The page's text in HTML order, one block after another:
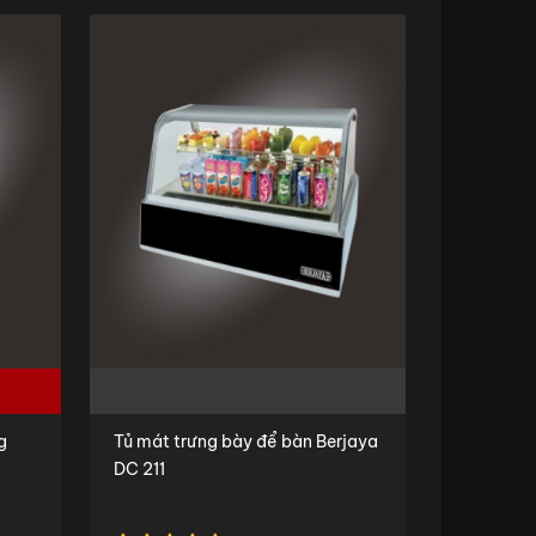
Tủ mát trưng bày để bàn Berjaya
DC 211